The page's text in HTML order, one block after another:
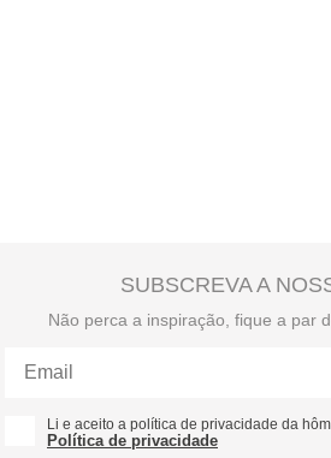
SUBSCREVA A
Não perca a inspiração, fique a par
Li e aceito a política de privacidade da
Política de privacidade